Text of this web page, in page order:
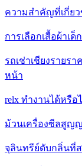
ความสำคัญที่เกี่ย
การเลือกเสื้อผ้าเ
รถเช่าเชียงรายร
หน้า
relx ทำงานได้หรือ
ม้วนเครื่องซีลสูญ
จุลินทรีย์ดับกลิ่นที่